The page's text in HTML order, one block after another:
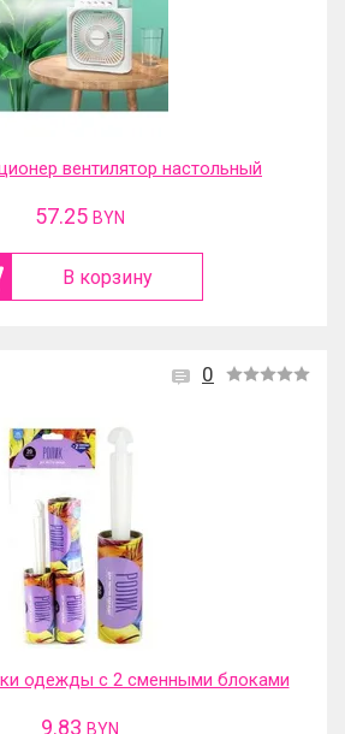
вентилятор настольный
57.25 BYN
В корзину
0
одежды с 2 сменными блоками
9.83 BYN